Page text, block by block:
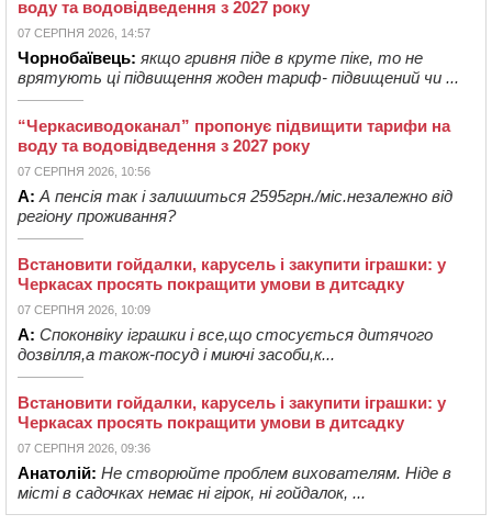
воду та водовідведення з 2027 року
07 СЕРПНЯ 2026, 14:57
Чорнобаївець: якщо гривня піде в круте піке, то не
врятують ці підвищення жоден тариф- підвищений чи ...
“Черкасиводоканал” пропонує підвищити тарифи на
воду та водовідведення з 2027 року
07 СЕРПНЯ 2026, 10:56
А: А пенсія так і залишиться 2595грн./міс.незалежно від
регіону проживання?
Встановити гойдалки, карусель і закупити іграшки: у
Черкасах просять покращити умови в дитсадку
07 СЕРПНЯ 2026, 10:09
А: Споконвіку іграшки і все,що стосується дитячого
дозвілля,а також-посуд і миючі засоби,к...
Встановити гойдалки, карусель і закупити іграшки: у
Черкасах просять покращити умови в дитсадку
07 СЕРПНЯ 2026, 09:36
Анатолій: Не створюйте проблем вихователям. Ніде в
місті в садочках немає ні гірок, ні гойдалок, ...